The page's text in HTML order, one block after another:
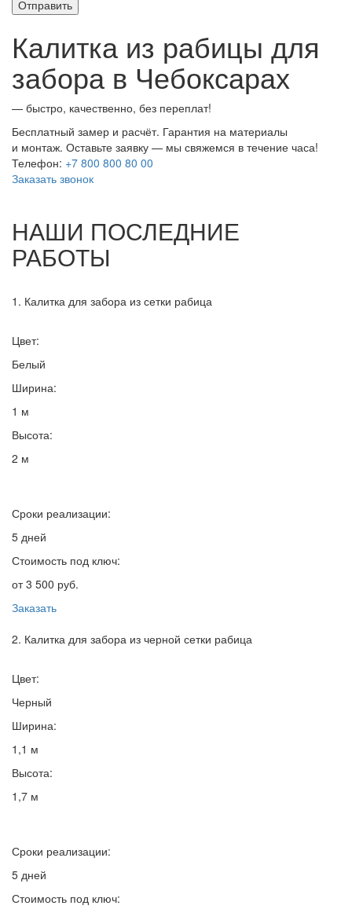
Калитка из рабицы для
забора в Чебоксарах
— быстро, качественно, без переплат!
Бесплатный замер и расчёт. Гарантия на материалы
и монтаж. Оставьте заявку — мы свяжемся в течение часа!
Телефон: +7 800 800 80 00
Заказать звонок
НАШИ ПОСЛЕДНИЕ
РАБОТЫ
1. Калитка для забора из сетки рабица
Цвет:
Белый
Ширина:
1 м
Высота:
2 м
Сроки реализации:
5 дней
Стоимость под ключ:
от 3 500 руб.
Заказать
2. Калитка для забора из черной сетки рабица
Цвет:
Черный
Ширина:
1,1 м
Высота:
1,7 м
Сроки реализации:
5 дней
Стоимость под ключ: